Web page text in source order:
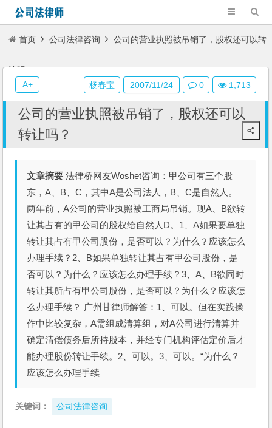
首页 公司法律咨询 公司的营业执照被吊销了，股权还可以转
让吗？
公司的营业执照被吊销了，股权还可以
转让吗？
文章摘要 法律桥网友Woshet咨询：甲公司有三个股
东，A、B、C，其中A是公司法人，B、C是自然人。
两年前，A公司的营业执照被工商局吊销。现A、B欲转
让其占有的甲公司的股权给自然人D。1、A如果要单独
转让其占有甲公司股份，是否可以？为什么？应该怎么
办理手续？2、B如果单独转让其占有甲公司股份，是
否可以？为什么？应该怎么办理手续？3、A、B欲同时
转让其所占有甲公司股份，是否可以？为什么？应该怎
么办理手续？ 广州甘律师解答：1、可以。但在实践操
作中比较复杂，A需组成清算组，对A公司进行清算并
确定清偿债务后所持股本，并经专门机构评估定价后才
能办理股份转让手续。2、可以。3、可以。“为什么？
应该怎么办理手续
关键词： 公司法律咨询
杨春宝 2007/11/24 0 1,713
A+